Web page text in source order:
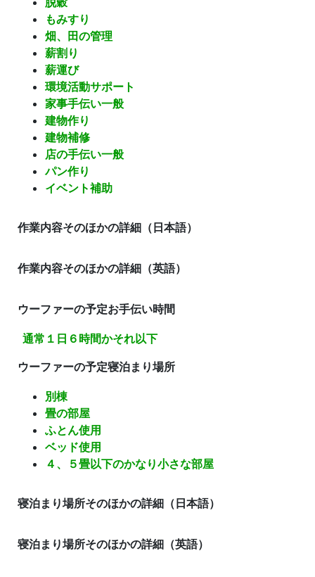
もみすり
畑、田の管理
薪割り
薪運び
環境活動サポート
家事手伝い一般
建物作り
建物補修
店の手伝い一般
パン作り
イベント補助
作業内容そのほかの詳細（日本語）
作業内容そのほかの詳細（英語）
ウーファーの予定お手伝い時間
通常１日６時間かそれ以下
ウーファーの予定寝泊まり場所
別棟
畳の部屋
ふとん使用
ベッド使用
４、５畳以下のかなり小さな部屋
寝泊まり場所そのほかの詳細（日本語）
寝泊まり場所そのほかの詳細（英語）